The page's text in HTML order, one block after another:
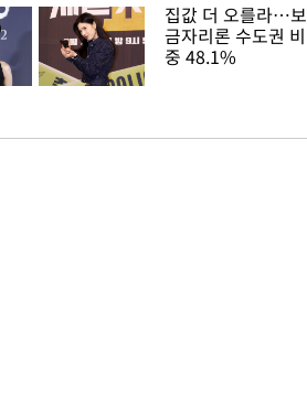
집값 더 오를라…보
금자리론 수도권 비
중 48.1%